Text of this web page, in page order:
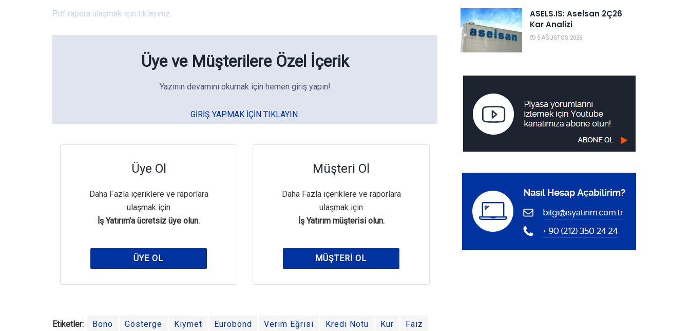
Pdf rapora ulaşmak için tıklayınız.
Üye ve Müşterilere Özel İçerik
Yazının devamını okumak için hemen giriş yapın!
GIRIŞ YAPMAK IÇIN TIKLAYIN.
Üye Ol
Daha Fazla içeriklere ve raporlara
ulaşmak için
İş Yatırım'a ücretsiz üye olun.
ÜYE OL
Müşteri Ol
Daha Fazla içeriklere ve raporlara
ulaşmak için
İş Yatırım müşterisi olun.
MÜŞTERI OL
Etiketler: Bono Gösterge Kıymet Eurobond Verim Eğrisi Kredi Notu Kur Faiz
ASELS.IS: Aselsan 2Ç26
Kar Analizi
5 AĞUSTOS 2026